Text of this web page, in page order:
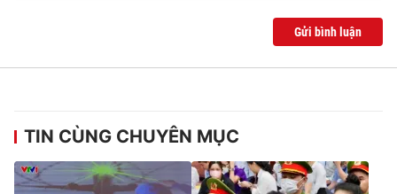
Gửi bình luận
TIN CÙNG CHUYÊN MỤC